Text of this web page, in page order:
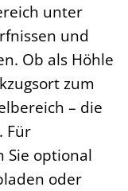
unter
und
Ob als Höhle
zum
– die
Für
Sie optional
oder